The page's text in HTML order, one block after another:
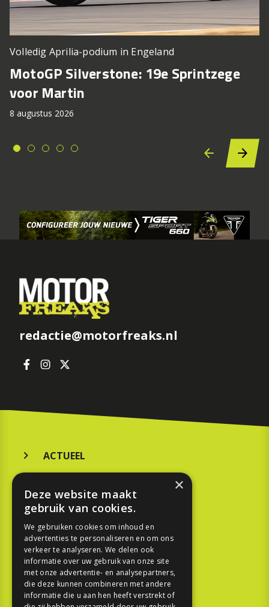
Volledig Aprilia-podium in Engeland
MotoGP Silverstone: 19e Sprintzege
voor Martin
8 augustus 2026
redactie@motorfreaks.nl
ACTUEEL
KOOPGIDS
TESTEN
SPORT
REPORTAGE
×
Deze website maakt
gebruik van cookies.
We gebruiken cookies om inhoud en
advertenties te personaliseren en om ons
verkeer te analyseren. We delen ook
informatie over uw gebruik van onze site
met onze advertentie- en analysepartners,
die deze kunnen combineren met andere
informatie die u aan hen heeft verstrekt of